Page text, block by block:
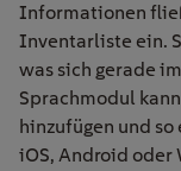
Informationen
Inventarliste ein.
was sich gerade
Sprachmodul
hinzufügen und
iOS, Android oder